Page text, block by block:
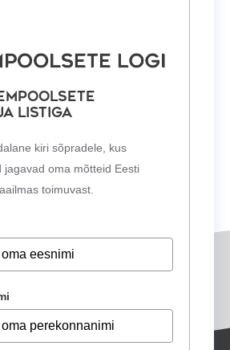
listiga
kiri sõpradele, kus
jagavad oma mõtteid Eesti
toimuvast.